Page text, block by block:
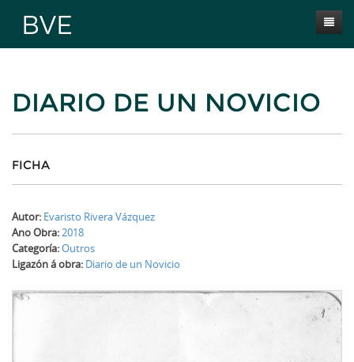
Presentación
Selección BVE
Autores
Novas
Contacta
DIARIO DE UN NOVICIO
FICHA
Autor: Evaristo Rivera Vázquez
Ano Obra:2018
Categoría:Outros
Ligazón á obra: Diario de un Novicio